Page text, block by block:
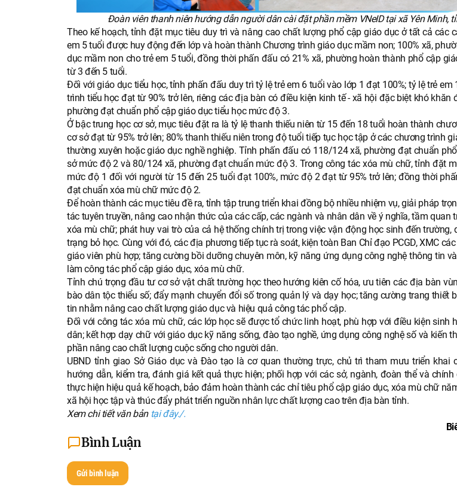
Đoàn viên thanh niên hướng dẫn người dân cài đặt phần mềm VNeID tại xã Yên Minh,
Theo kế hoạch, tỉnh đặt mục tiêu duy trì và nâng cao chất lượng phổ cập giáo dục ở tất cả các
em 5 tuổi được huy động đến lớp và hoàn thành Chương trình giáo dục mầm non; 100% xã,
dục mầm non cho trẻ em 5 tuổi, đồng thời phấn đấu có 21% xã, phường hoàn thành phổ cập
từ 3 đến 5 tuổi.
Đối với giáo dục tiểu học, tỉnh phấn đấu duy trì tỷ lệ trẻ em 6 tuổi vào lớp 1 đạt 100%; tỷ lệ trẻ
trình tiểu học đạt từ 90% trở lên, riêng các địa bàn có điều kiện kinh tế - xã hội đặc biệt khó khăn
phường đạt chuẩn phổ cập giáo dục tiểu học mức độ 3.
Ở bậc trung học cơ sở, mục tiêu đặt ra là tỷ lệ thanh thiếu niên từ 15 đến 18 tuổi hoàn thành
cơ sở đạt từ 95% trở lên; 80% thanh thiếu niên trong độ tuổi tiếp tục học tập ở các chương trình
thường xuyên hoặc giáo dục nghề nghiệp. Tỉnh phấn đấu có 118/124 xã, phường đạt chuẩn
sở mức độ 2 và 80/124 xã, phường đạt chuẩn mức độ 3. Trong công tác xóa mù chữ, tỉnh đặt
mức độ 1 đối với người từ 15 đến 25 tuổi đạt 100%, mức độ 2 đạt từ 95% trở lên; đồng thời
đạt chuẩn xóa mù chữ mức độ 2.
Để hoàn thành các mục tiêu đề ra, tỉnh tập trung triển khai đồng bộ nhiều nhiệm vụ, giải pháp
tác tuyên truyền, nâng cao nhận thức của các cấp, các ngành và nhân dân về ý nghĩa, tầm quan
xóa mù chữ; phát huy vai trò của cả hệ thống chính trị trong việc vận động học sinh đến trường,
trạng bỏ học. Cùng với đó, các địa phương tiếp tục rà soát, kiện toàn Ban Chỉ đạo PCGD, XMC
giáo viên phù hợp; tăng cường bồi dưỡng chuyên môn, kỹ năng ứng dụng công nghệ thông tin
làm công tác phổ cập giáo dục, xóa mù chữ.
Tỉnh chú trọng đầu tư cơ sở vật chất trường học theo hướng kiên cố hóa, ưu tiên các địa bàn
bào dân tộc thiểu số; đẩy mạnh chuyển đổi số trong quản lý và dạy học; tăng cường trang thiết
tin nhằm nâng cao chất lượng giáo dục và hiệu quả công tác phổ cập.
Đối với công tác xóa mù chữ, các lớp học sẽ được tổ chức linh hoạt, phù hợp với điều kiện sinh
dân; kết hợp dạy chữ với giáo dục kỹ năng sống, đào tạo nghề, ứng dụng công nghệ số và kiến
phần nâng cao chất lượng cuộc sống cho người dân.
UBND tỉnh giao Sở Giáo dục và Đào tạo là cơ quan thường trực, chủ trì tham mưu triển khai
hướng dẫn, kiểm tra, đánh giá kết quả thực hiện; phối hợp với các sở, ngành, đoàn thể và
thực hiện hiệu quả kế hoạch, bảo đảm hoàn thành các chỉ tiêu phổ cập giáo dục, xóa mù chữ
xã hội học tập và thúc đẩy phát triển nguồn nhân lực chất lượng cao trên địa bàn tỉnh.
Xem chi tiết văn bản tại đây./.
Bình Luận
Gửi bình luận